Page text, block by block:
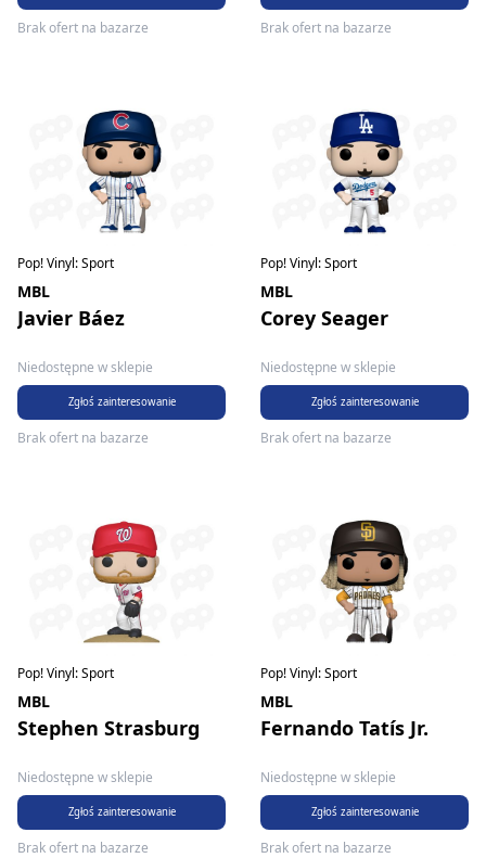
Brak ofert na bazarze Brak ofert na bazarze
Pop! Vinyl: Sport
MBL
Javier Báez
Niedostępne w sklepie
Zgłoś zainteresowanie
Brak ofert na bazarze
Pop! Vinyl: Sport
MBL
Corey Seager
Niedostępne w sklepie
Zgłoś zainteresowanie
Brak ofert na bazarze
Pop! Vinyl: Sport
MBL
Stephen Strasburg
Niedostępne w sklepie
Zgłoś zainteresowanie
Brak ofert na bazarze
Pop! Vinyl: Sport
MBL
Fernando Tatís Jr.
Niedostępne w sklepie
Zgłoś zainteresowanie
Brak ofert na bazarze